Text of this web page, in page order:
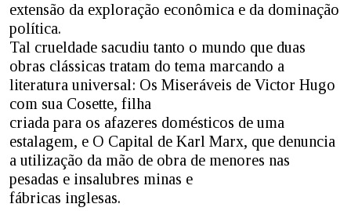
extensão da exploração econômica e da dominação
política.
Tal crueldade sacudiu tanto o mundo que duas
obras clássicas tratam do tema marcando a
literatura universal: Os Miseráveis de Victor Hugo
com sua Cosette, filha
criada para os afazeres domésticos de uma
estalagem, e O Capital de Karl Marx, que denuncia
a utilização da mão de obra de menores nas
pesadas e insalubres minas e
fábricas inglesas.